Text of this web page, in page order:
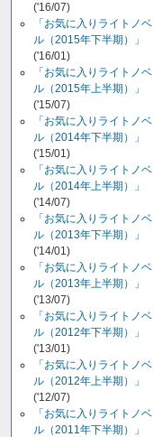
('16/07)
「お気に入りライトノベ
ル（2015年下半期）」
('16/01)
「お気に入りライトノベ
ル（2015年上半期）」
('15/07)
「お気に入りライトノベ
ル（2014年下半期）」
('15/01)
「お気に入りライトノベ
ル（2014年上半期）」
('14/07)
「お気に入りライトノベ
ル（2013年下半期）」
('14/01)
「お気に入りライトノベ
ル（2013年上半期）」
('13/07)
「お気に入りライトノベ
ル（2012年下半期）」
('13/01)
「お気に入りライトノベ
ル（2012年上半期）」
('12/07)
「お気に入りライトノベ
ル（2011年下半期）」